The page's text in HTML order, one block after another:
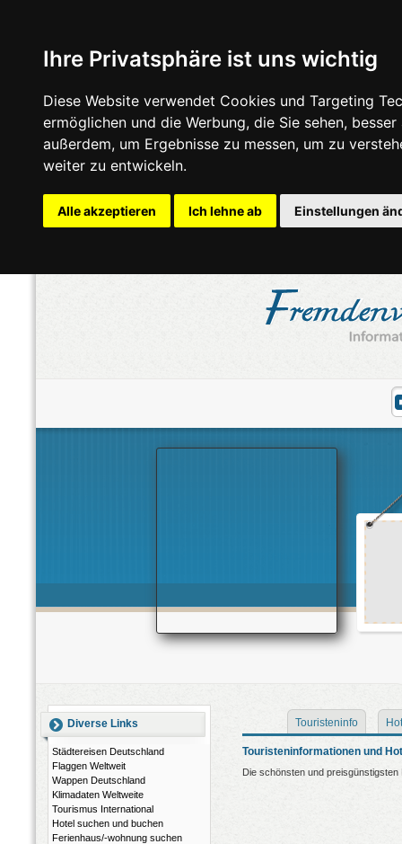
Ihre Privatsphäre ist uns wichtig
Diese Website verwendet Cookies und Targeting
ermöglichen und die Werbung, die Sie sehen,
außerdem, um Ergebnisse zu messen, um zu
weiter zu entwickeln.
Alle akzeptieren Ich lehne ab Einstellungen
Diverse Links
Städtereisen Deutschland
Flaggen Weltweit
Wappen Deutschland
Klimadaten Weltweite
Tourismus International
Hotel suchen und buchen
Ferienhaus/-wohnung suchen
Touristeninfo
Touristeninformationen und
Die schönsten und preisgünstigsten